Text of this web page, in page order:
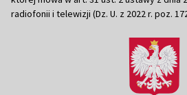
radiofonii i telewizji (Dz. U. z 2022 r. poz.